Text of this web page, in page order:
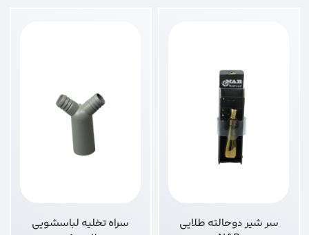
سر شیر دوحالته طلایی
سراه تخلیه لباسشویی